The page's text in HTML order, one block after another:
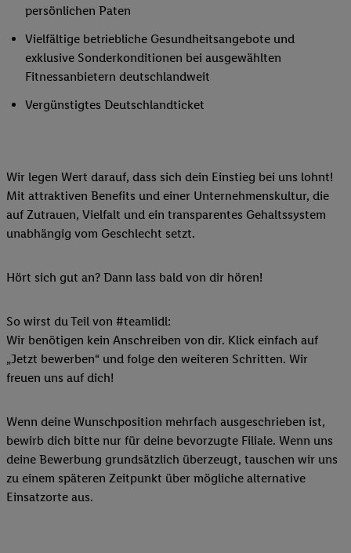
persönlichen Paten
Vielfältige betriebliche Gesundheitsangebote und
exklusive Sonderkonditionen bei ausgewählten
Fitnessanbietern deutschlandweit
Vergünstigtes Deutschlandticket
Wir legen Wert darauf, dass sich dein Einstieg bei uns lohnt!
Mit attraktiven Benefits und einer Unternehmenskultur, die
auf Zutrauen, Vielfalt und ein transparentes Gehaltssystem
unabhängig vom Geschlecht setzt.
Hört sich gut an? Dann lass bald von dir hören!
So wirst du Teil von #teamlidl:
Wir benötigen kein Anschreiben von dir. Klick einfach auf
„Jetzt bewerben“ und folge den weiteren Schritten. Wir
freuen uns auf dich!
Wenn deine Wunschposition mehrfach ausgeschrieben ist,
bewirb dich bitte nur für deine bevorzugte Filiale. Wenn uns
deine Bewerbung grundsätzlich überzeugt, tauschen wir uns
zu einem späteren Zeitpunkt über mögliche alternative
Einsatzorte aus.